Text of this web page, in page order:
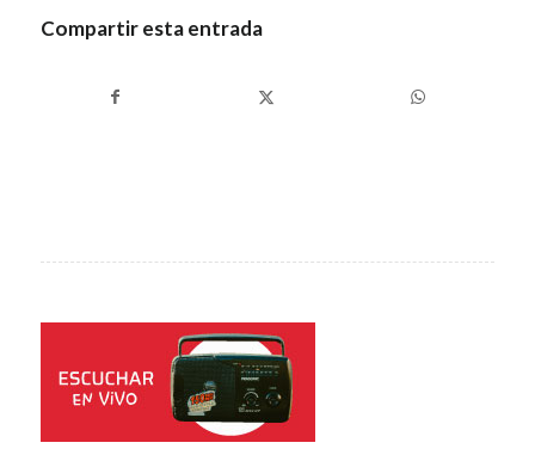
Compartir esta entrada